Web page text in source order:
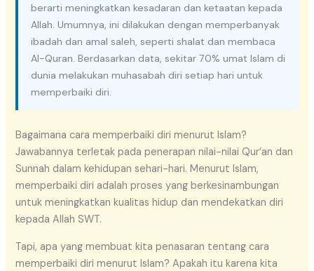
berarti meningkatkan kesadaran dan ketaatan kepada
Allah. Umumnya, ini dilakukan dengan memperbanyak
ibadah dan amal saleh, seperti shalat dan membaca
Al-Quran. Berdasarkan data, sekitar 70% umat Islam di
dunia melakukan muhasabah diri setiap hari untuk
memperbaiki diri.
Bagaimana cara memperbaiki diri menurut Islam?
Jawabannya terletak pada penerapan nilai-nilai Qur’an dan
Sunnah dalam kehidupan sehari-hari. Menurut Islam,
memperbaiki diri adalah proses yang berkesinambungan
untuk meningkatkan kualitas hidup dan mendekatkan diri
kepada Allah SWT.
Tapi, apa yang membuat kita penasaran tentang cara
memperbaiki diri menurut Islam? Apakah itu karena kita